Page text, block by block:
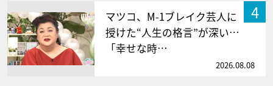
4
マツコ、M-1ブレイク芸人に
授けた“人生の格言”が深い…
「幸せな時…
2026.08.08